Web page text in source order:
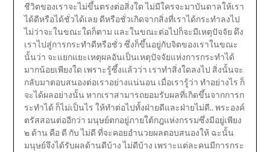
ชีวิตของเราจะไม่ขึ้นตรงต่อสิ่งใด ไม่มีใครจะมาบันดาลให้เรา
ได้ดีหรือได้ชั่วได้เลย ดีหรือชั่วเกิดจากสิ่งที่เราได้กระทำลงไป
ไม่ว่าจะในขณะใดก็ตาม และในขณะต่อไปก็จะมีเหตุปัจจัย ดึง
เราไปสู่การกระทำดีหรือชั่ว ซึ่งก็ขึ้นอยู่กับจิตของเราในขณะ
นั้นว่า จะแยกแยะเหตุผลอันเป็นเหตุปัจจัยแห่งการกระทำได้
มากน้อยเพียงใด เพราะรู้ซึ้งแล้วว่า เราทำสิ่งใดลงไป สิ่งนั้นจะ
กลับมาตอบสนองต่อเราอย่างแน่นอน เมื่อเรารู้ว่า ทำอย่างไร ก็
จะได้ผลอย่างนั้น หากเราสามารถยอมรับผลที่เกิดขึ้นจากการก
ระทำได้ ก็ไม่เป็นไร ให้ทำต่อไปทั้งฝ่ายดีและฝ่ายไม่ดี.. พระองค์
ตรัสสอนต่ออีกว่า มนุษย์ตกอยู่ภายใต้กฎแห่งกรรมซึ่งมีอยู่เพียง
๒ ด้าน คือ ดี กับ ไม่ดี ที่จะคอยอำนวยผลตอบสนองให้ ฉะนั้น
มนุษย์จึงได้รับผลด้านดีบ้าง ไม่ดีบ้าง เพราะแต่ละคนมีการกระ